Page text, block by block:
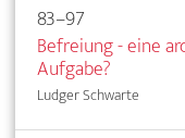
83–97
Befreiung - eine
Aufgabe?
Ludger Schwarte